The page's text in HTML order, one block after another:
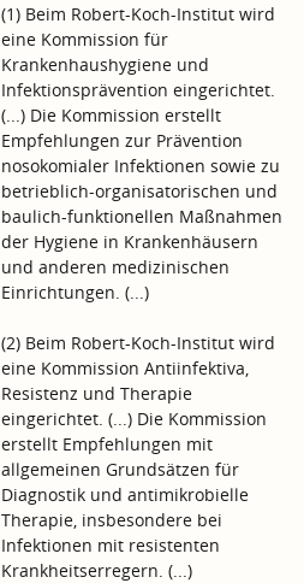
(1) Beim Robert-Koch-Institut wird
eine Kommission für
Krankenhaushygiene und
Infektionsprävention eingerichtet.
(...) Die Kommission erstellt
Empfehlungen zur Prävention
nosokomialer Infektionen sowie zu
betrieblich-organisatorischen und
baulich-funktionellen Maßnahmen
der Hygiene in Krankenhäusern
und anderen medizinischen
Einrichtungen. (...)
(2) Beim Robert-Koch-Institut wird
eine Kommission Antiinfektiva,
Resistenz und Therapie
eingerichtet. (...) Die Kommission
erstellt Empfehlungen mit
allgemeinen Grundsätzen für
Diagnostik und antimikrobielle
Therapie, insbesondere bei
Infektionen mit resistenten
Krankheitserregern. (...)